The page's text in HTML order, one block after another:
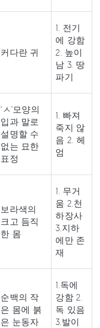
커다란 귀
1. 전기
에 강함
2. 높이
남 3. 땅
파기
‘ㅅ’모양의
입과 말로
설명할 수
없는 묘한
표정
1. 빠져
죽지 않
음 2. 헤
엄
보라색의
크고 듬직
한 몸
1. 무거
움 2.천
하장사
3.지하
에만 존
재
순백의 작
은 몸에 붉
은 눈동자
1.독에
강함 2.
독 있음
3.발이